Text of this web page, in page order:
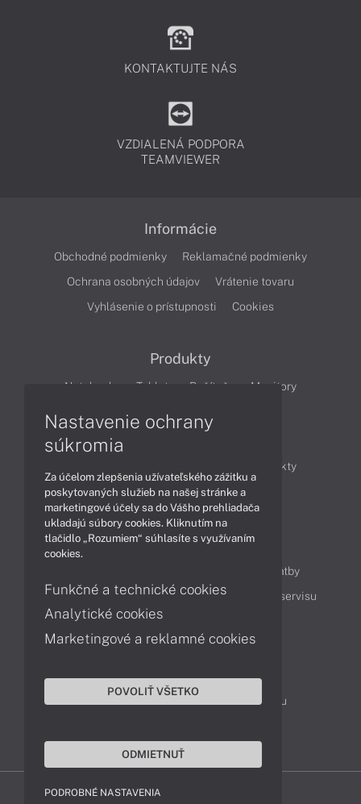
KONTAKTUJTE NÁS
VZDIALENÁ PODPORA
TEAMVIEWER
Informácie
Obchodné podmienky
Reklamačné podmienky
Ochrana osobných údajov
Vrátenie tovaru
Vyhlásenie o prístupnosti
Cookies
Produkty
Notebooky Tablety Počítače Monitory
Produkty
Technológie
Videá
Obsah
Možnosti doručenia a platby
Podpora a servis
Servisné služby Cenník servisu
Kontakty
043 4224 771
Obchodné oddelenie
Reklamácia tovaru
Nastavenie ochrany
súkromia
Za účelom zlepšenia užívateľského zážitku a
poskytovaných služieb na našej stránke a
marketingové účely sa do Vášho prehliadača
ukladajú súbory cookies. Kliknutím na
tlačidlo „Rozumiem“ súhlasíte s využívaním
cookies.
Funkčné a technické cookies
Analytické cookies
Marketingové a reklamné cookies
POVOLIŤ VŠETKO
ODMIETNUŤ
PODROBNÉ NASTAVENIA